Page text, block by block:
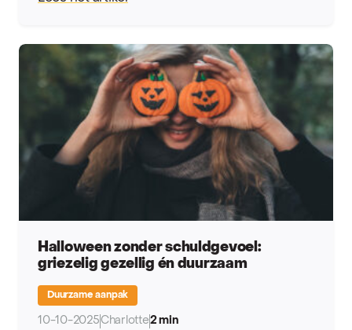
Halloween zonder schuldgevoel:
griezelig gezellig én duurzaam
Duurzame aanpak
10-10-2025Charlotte2 min